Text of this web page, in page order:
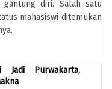
diri. Salah satu
mahasiswi ditemukan
Jadi Purwakarta,